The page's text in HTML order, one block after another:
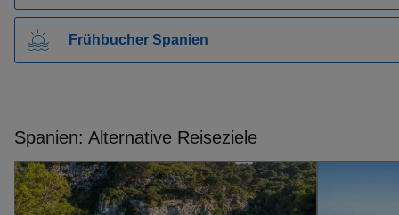
Frühbucher Spanien
Spanien: Alternative Reiseziele